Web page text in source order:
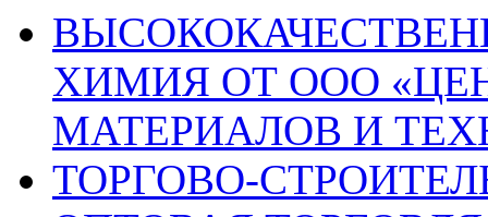
ХИМИЯ ОТ ООО
МАТЕРИАЛОВ И
ТОРГОВО-